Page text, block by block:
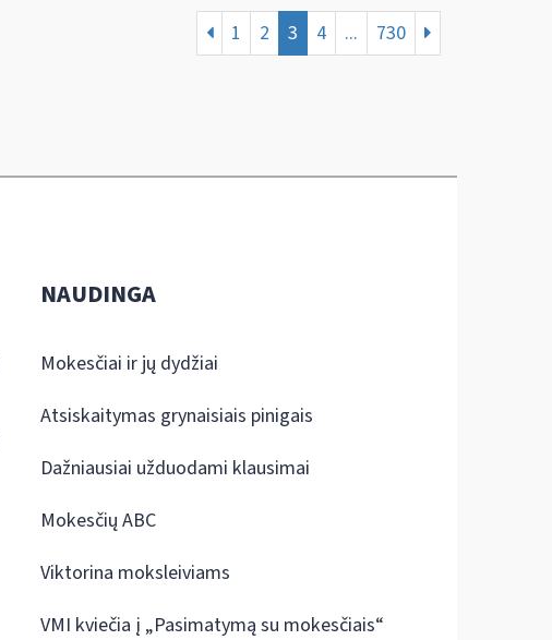
1 2 3 4 ... 730
NAUDINGA
Mokesčiai ir jų dydžiai
Atsiskaitymas grynaisiais pinigais
Dažniausiai užduodami klausimai
Mokesčių ABC
Viktorina moksleiviams
VMI kviečia į „Pasimatymą su mokesčiais“